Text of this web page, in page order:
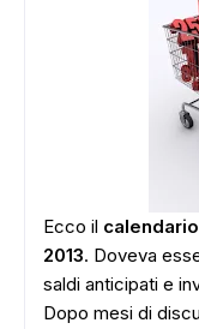
Ecco il
2013. Doveva
saldi anticipati e
Dopo mesi di